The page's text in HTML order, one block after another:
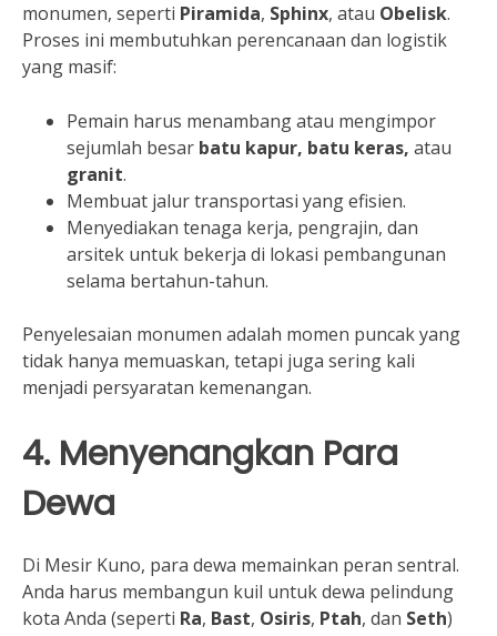
monumen, seperti Piramida, Sphinx, atau Obelisk.
Proses ini membutuhkan perencanaan dan logistik
yang masif:
Pemain harus menambang atau mengimpor
sejumlah besar batu kapur, batu keras, atau
granit.
Membuat jalur transportasi yang efisien.
Menyediakan tenaga kerja, pengrajin, dan
arsitek untuk bekerja di lokasi pembangunan
selama bertahun-tahun.
Penyelesaian monumen adalah momen puncak yang
tidak hanya memuaskan, tetapi juga sering kali
menjadi persyaratan kemenangan.
4. Menyenangkan Para
Dewa
Di Mesir Kuno, para dewa memainkan peran sentral.
Anda harus membangun kuil untuk dewa pelindung
kota Anda (seperti Ra, Bast, Osiris, Ptah, dan Seth)